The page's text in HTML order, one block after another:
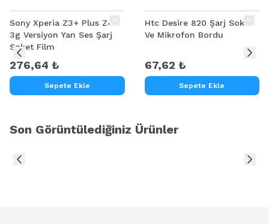
Sony Xperia Z3+ Plus Z4
3g Versiyon Yan Ses Şarj
Soket Film
276,64 ₺
Sepete Ekle
Htc Desire 820 Şarj Soket
Ve Mikrofon Bordu
67,62 ₺
Sepete Ekle
Son Görüntülediğiniz Ürünler